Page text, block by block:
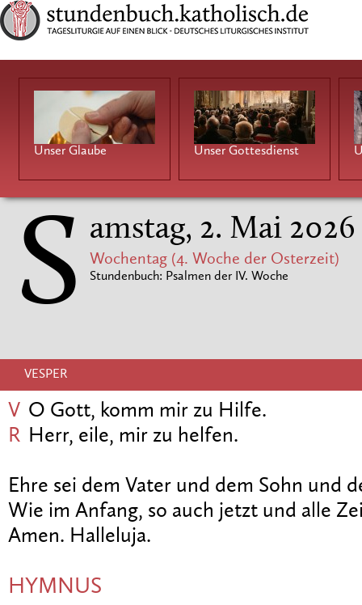
Unser Glaube Unser Gottesdienst
S amstag, 2. Mai 2026
Wochentag (4. Woche der Osterzeit)
Stundenbuch: Psalmen der IV. Woche
VESPER
V O Gott, komm mir zu Hilfe.
R Herr, eile, mir zu helfen.
Ehre sei dem Vater und dem Sohn und
Wie im Anfang, so auch jetzt und alle
Amen. Halleluja.
HYMNUS